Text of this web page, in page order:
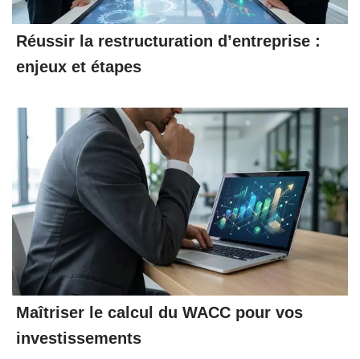
Réussir la restructuration d’entreprise :
enjeux et étapes
Maîtriser le calcul du WACC pour vos
investissements